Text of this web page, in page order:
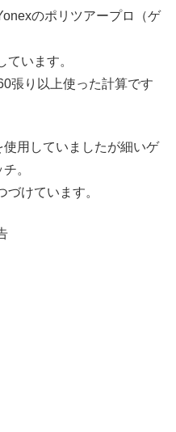
のポリツアープロ（ゲ
います。
張り以上使った計算です
用していましたが細いゲ
。
づけています。